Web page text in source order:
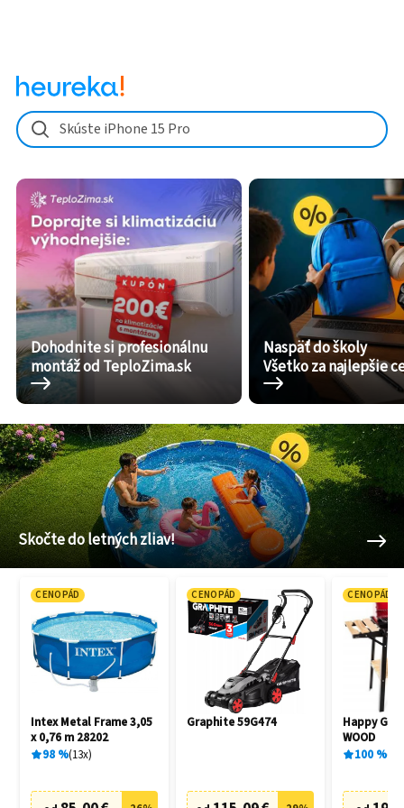
Skúste iPhone 15 Pro
Dohodnite si profesionálnu
montáž od TeploZima.sk
Naspäť do školy
Všetko za najlepšie
Skočte do letných zliav!
CENOPÁD
Intex Metal Frame 3,05
x 0,76 m 28202
98% 13x
CENOPÁD
Graphite 59G474
CENOPÁD
Happy
WOOD
100%